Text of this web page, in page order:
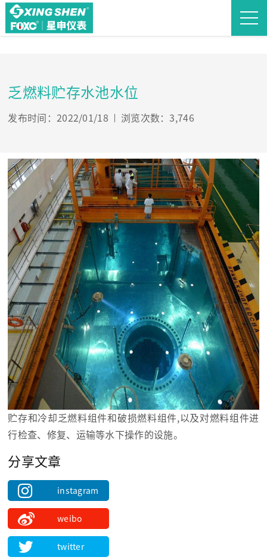
乏燃料贮存水池水位
发布时间：2022/01/18 浏览次数：3,746
贮存和冷却乏燃料组件和破损燃料组件,以及对燃料组件进
行检查、修复、运输等水下操作的设施。
分享文章
instagram
weibo
twitter